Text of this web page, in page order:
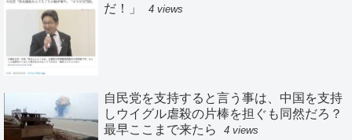
だ！」
4 views
自民党を支持すると言う事は、中国を支持
しウイグル虐殺の片棒を担ぐも同然だろ？
最早ここまで来たら
4 views